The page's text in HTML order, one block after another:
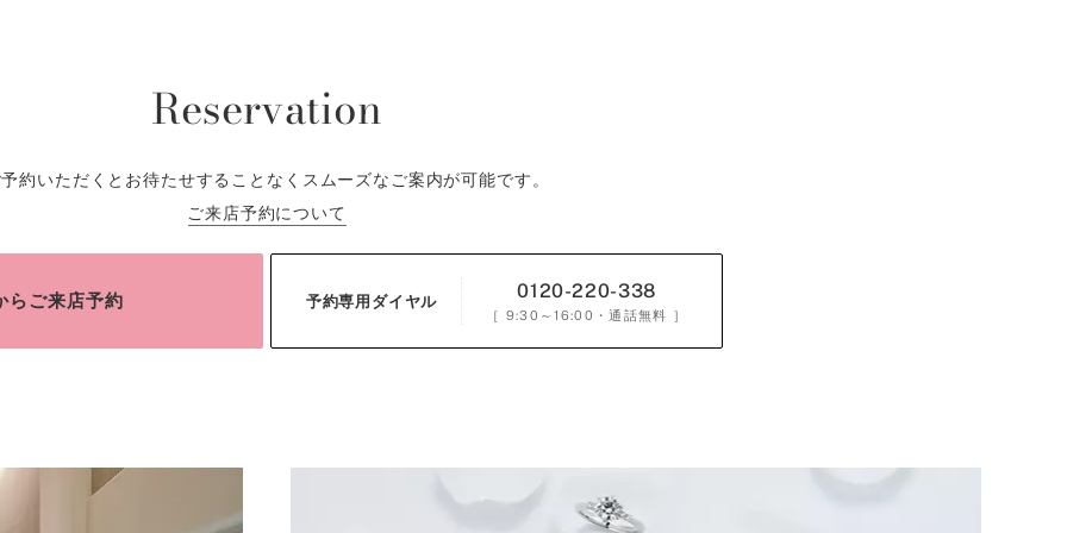
Reservation
約いただくとお待たせすることなくスムーズなご案内が可能です。
ご来店予約について
らご来店予約 予約専用ダイヤル 0120-220-338
［ 9:30～16:00 ・通話無料 ］